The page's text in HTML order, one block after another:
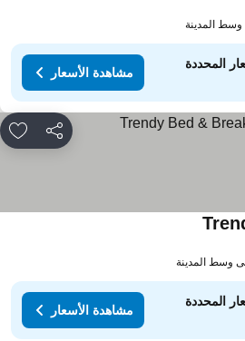
المحددة
مشاهدة الأسعار
مشاركة
مشاهدة الأسعار
المحددة
مشاهدة الأسعار